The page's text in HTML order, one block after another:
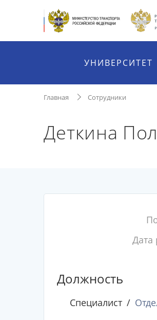
УНИВЕРСИТЕТ
Главная Сотрудники
Деткина
Дата
Должность
Специалист